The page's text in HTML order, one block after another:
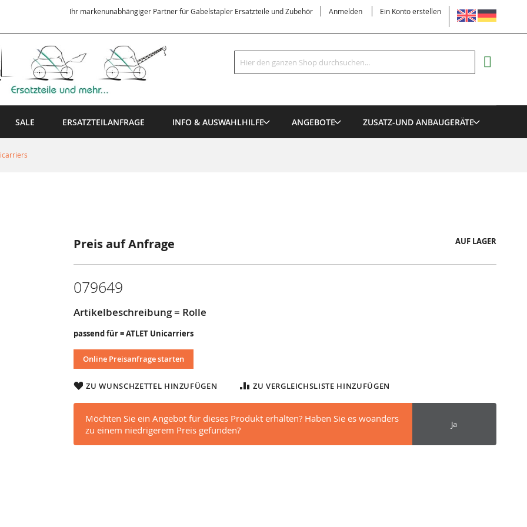
SPRACHE
Ihr markenunabhängiger Partner für Gabelstapler Ersatzteile und Zubehör Anmelden Ein Konto erstellen
Suche
Suche
SALE ERSATZTEILANFRAGE INFO & AUSWAHLHILFE ANGEBOTE ZUSATZ-UND ANBAUGERÄTE
Preis auf Anfrage AUF LAGER
079649
Artikelbeschreibung = Rolle
passend für = ATLET Unicarriers
Online Preisanfrage starten
ZU WUNSCHZETTEL HINZUFÜGEN ZU VERGLEICHSLISTE HINZUFÜGEN
Möchten Sie ein Angebot für dieses Produkt erhalten? Haben Sie es woanders
zu einem niedrigerem Preis gefunden?
Ja